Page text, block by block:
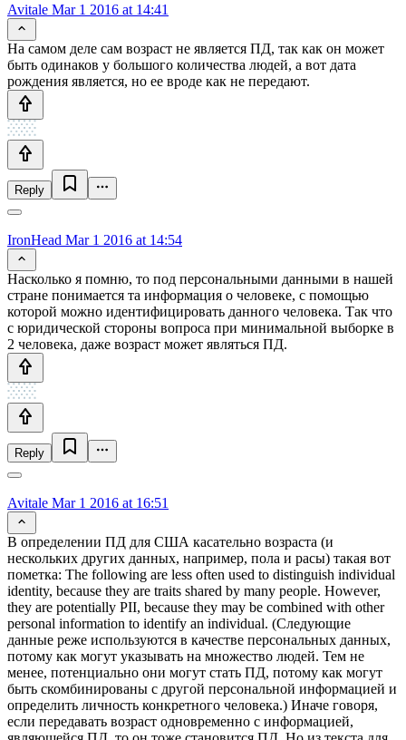
Avitale Mar 1 2016 at 14:41
На самом деле сам возраст не является ПД, так как он может
быть одинаков у большого количества людей, а вот дата
рождения является, но ее вроде как не передают.
Reply
IronHead Mar 1 2016 at 14:54
Насколько я помню, то под персональными данными в нашей
стране понимается та информация о человеке, с помощью
которой можно идентифицировать данного человека. Так что
с юридической стороны вопроса при минимальной выборке в
2 человека, даже возраст может являться ПД.
Reply
Avitale Mar 1 2016 at 16:51
В определении ПД для США касательно возраста (и
нескольких других данных, например, пола и расы) такая вот
пометка: The following are less often used to distinguish individual
identity, because they are traits shared by many people. However,
they are potentially PII, because they may be combined with other
personal information to identify an individual. (Следующие
данные реже используются в качестве персональных данных,
потому как могут указывать на множество людей. Тем не
менее, потенциально они могут стать ПД, потому как могут
быть скомбинированы с другой персональной информацией и
определить личность конкретного человека.) Иначе говоря,
если передавать возраст одновременно с информацией,